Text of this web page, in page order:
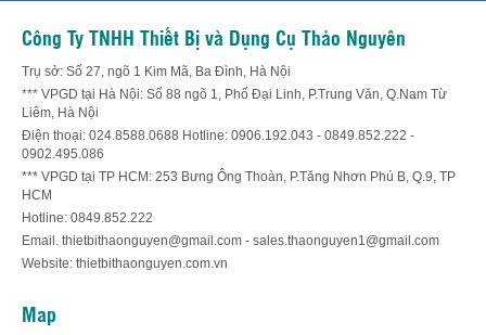
Công Ty TNHH Thiết Bị và Dụng Cụ Thảo Nguyên
Trụ sở: Số 27, ngõ 1 Kim Mã, Ba Đình, Hà Nội
*** VPGD tại Hà Nội: Số 88 ngõ 1, Phố Đại Linh, P.Trung Văn, Q.Nam Từ
Liêm, Hà Nội
Điện thoại: 024.8588.0688 Hotline: 0906.192.043 - 0849.852.222 -
0902.495.086
*** VPGD tại TP HCM: 253 Bưng Ông Thoàn, P.Tăng Nhơn Phú B, Q.9, TP
HCM
Hotline: 0849.852.222
Email. thietbithaonguyen@gmail.com - sales.thaonguyen1@gmail.com
Website: thietbithaonguyen.com.vn
Map